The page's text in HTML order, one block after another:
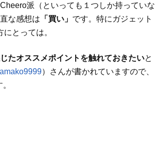
派（といっても１つしか持っていな
な感想は 「買い」 です。特にガジェット
とっては。
たオススメポイントを触れておきたいと
）さんが書かれていますので、